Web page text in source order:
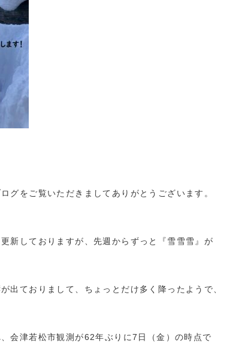
グをご覧いただきましてありがとうございます。
新しておりますが、先週からずっと『雪雪雪』が
出ておりまして、ちょっとだけ多く降ったようで、
会津若松市観測が62年ぶりに7日（金）の時点で